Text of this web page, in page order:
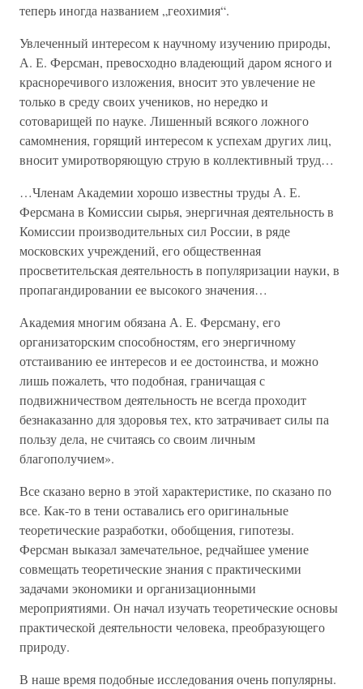
теперь иногда названием „геохимия“.
Увлеченный интересом к научному изучению природы,
А. Е. Ферсман, превосходно владеющий даром ясного и
красноречивого изложения, вносит это увлечение не
только в среду своих учеников, но нередко и
сотоварищей по науке. Лишенный всякого ложного
самомнения, горящий интересом к успехам других лиц,
вносит умиротворяющую струю в коллективный труд…
…Членам Академии хорошо известны труды А. Е.
Ферсмана в Комиссии сырья, энергичная деятельность в
Комиссии производительных сил России, в ряде
московских учреждений, его общественная
просветительская деятельность в популяризации науки, в
пропагандировании ее высокого значения…
Академия многим обязана А. Е. Ферсману, его
организаторским способностям, его энергичному
отстаиванию ее интересов и ее достоинства, и можно
лишь пожалеть, что подобная, граничащая с
подвижничеством деятельность не всегда проходит
безнаказанно для здоровья тех, кто затрачивает силы па
пользу дела, не считаясь со своим личным
благополучием».
Все сказано верно в этой характеристике, по сказано по
все. Как-то в тени оставались его оригинальные
теоретические разработки, обобщения, гипотезы.
Ферсман выказал замечательное, редчайшее умение
совмещать теоретические знания с практическими
задачами экономики и организационными
мероприятиями. Он начал изучать теоретические основы
практической деятельности человека, преобразующего
природу.
В наше время подобные исследования очень популярны.